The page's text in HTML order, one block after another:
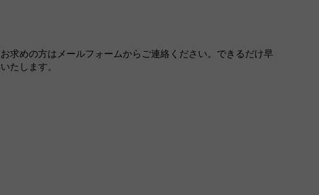
求めの方はメールフォームからご連絡ください。できるだけ早
たします。